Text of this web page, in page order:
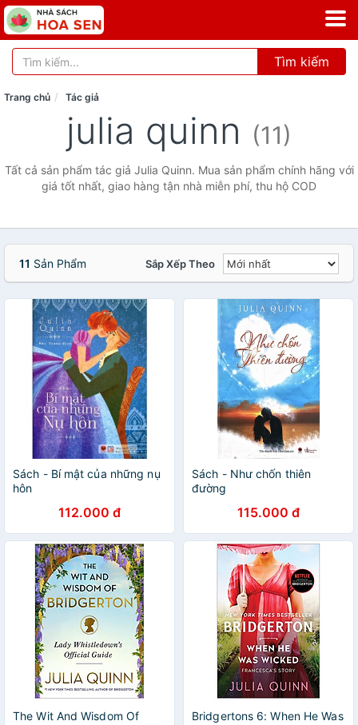
Tìm kiếm
Trang chủ Tác giả
julia quinn (11)
Tất cả sản phẩm tác giả Julia Quinn. Mua sản phẩm chính hãng với
giá tốt nhất, giao hàng tận nhà miễn phí, thu hộ COD
11 Sản Phẩm Sắp Xếp Theo
Sách - Bí mật của những nụ
hôn
112.000 đ
Sách - Như chốn thiên
đường
115.000 đ
The Wit And Wisdom Of
Bridgertons 6: When He Was